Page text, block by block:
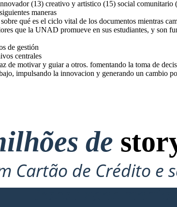
centrales
de
y la
de
y
(13) creativo y artistico (15) social
maneras
qué es el ciclo vital de los documentos mientras
que la UNAD promueve en sus estudiantes, y son
de gestión
centrales
de motivar y guiar a otros. fomentando la toma de
impulsando la innovacion y generando un cambio
de
Cartão de Crédito e
Para